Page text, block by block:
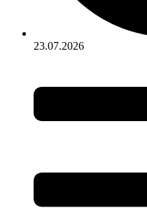
23.07.2026